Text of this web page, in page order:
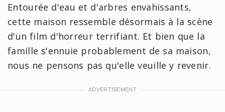
Entourée d'eau et d'arbres envahissants,
cette maison ressemble désormais à la scène
d'un film d'horreur terrifiant. Et bien que la
famille s'ennuie probablement de sa maison,
nous ne pensons pas qu'elle veuille y revenir.